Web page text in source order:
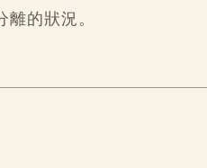
的狀況。